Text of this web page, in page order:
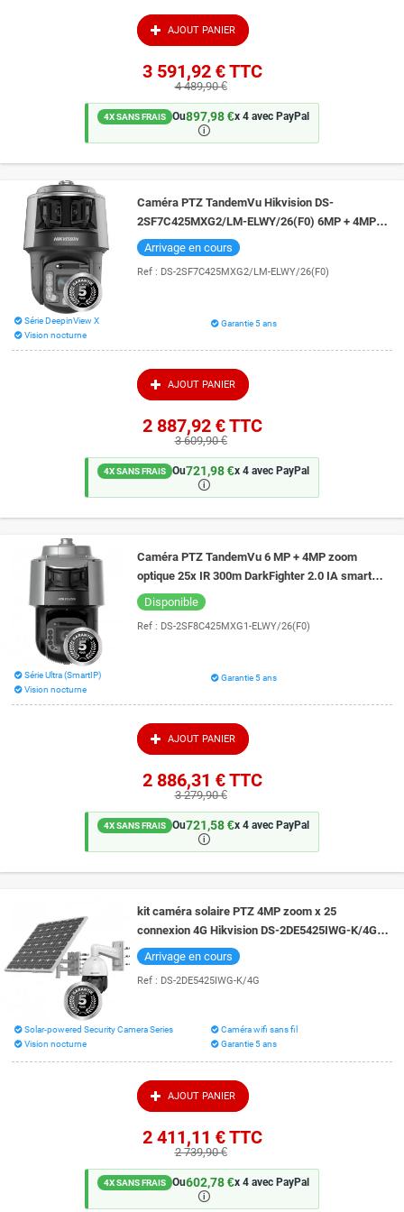
Nous orientons tous nos clients individuellement, du choix du système de
vidéosurveillance jusqu'à son installation complète et sa mise en fonction.
AJOUT PANIER
3 591,92 €TTC
4 489,90 €
4X SANS FRAIS Ou897,98 €x 4 avec PayPal
🛈
Caméra PTZ TandemVu Hikvision DS-
2SF7C425MXG2/LM-ELWY/26(F0) 6MP + 4MP
zoom x25 vision de nuit 400 mètres DarkFighter
Arrivage en cours
Ref : DS-2SF7C425MXG2/LM-ELWY/26(F0)
Série DeepinView X
Vision nocturne
Garantie 5 ans
AJOUT PANIER
2 887,92 €TTC
3 609,90 €
4X SANS FRAIS Ou721,98 €x 4 avec PayPal
🛈
Caméra PTZ TandemVu 6 MP + 4MP zoom
optique 25x IR 300m DarkFighter 2.0 IA smart
tracking Hikvision DS-2SF8C425MXG1-
ELWY/26(F0)
Disponible
Ref : DS-2SF8C425MXG1-ELWY/26(F0)
Série Ultra (SmartIP)
Vision nocturne
Garantie 5 ans
AJOUT PANIER
2 886,31 €TTC
3 279,90 €
4X SANS FRAIS Ou721,58 €x 4 avec PayPal
🛈
kit caméra solaire PTZ 4MP zoom x 25
connexion 4G Hikvision DS-2DE5425IWG-K/4G
vision de nuit 150 mètres
Arrivage en cours
Ref : DS-2DE5425IWG-K/4G
Solar-powered Security Camera Series
Vision nocturne
Caméra wifi sans fil
Garantie 5 ans
AJOUT PANIER
2 411,11 €TTC
2 739,90 €
4X SANS FRAIS Ou602,78 €x 4 avec PayPal
🛈